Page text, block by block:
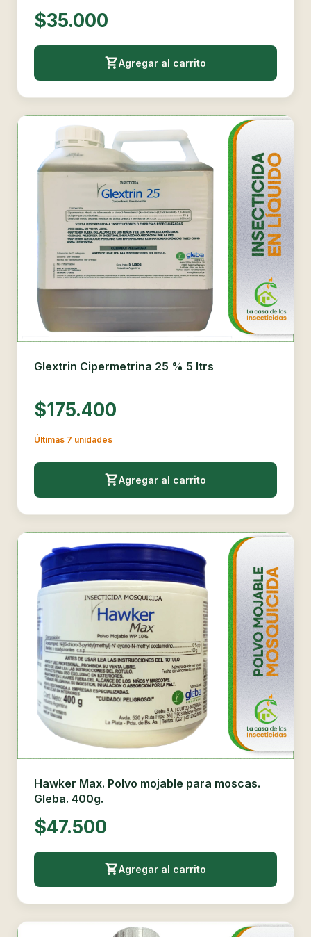
$35.000
Agregar al carrito
Glextrin Cipermetrina 25 % 5 ltrs
$175.400
Últimas 7 unidades
Agregar al carrito
Hawker Max. Polvo mojable para moscas.
Gleba. 400g.
$47.500
Agregar al carrito